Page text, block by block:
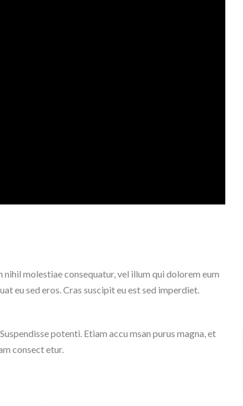
nihil molestiae consequatur, vel illum qui dolorem eum
eu sed eros. Cras suscipit eu est sed imperdiet.
potenti. Etiam accu msan purus magna, et
consect etur.